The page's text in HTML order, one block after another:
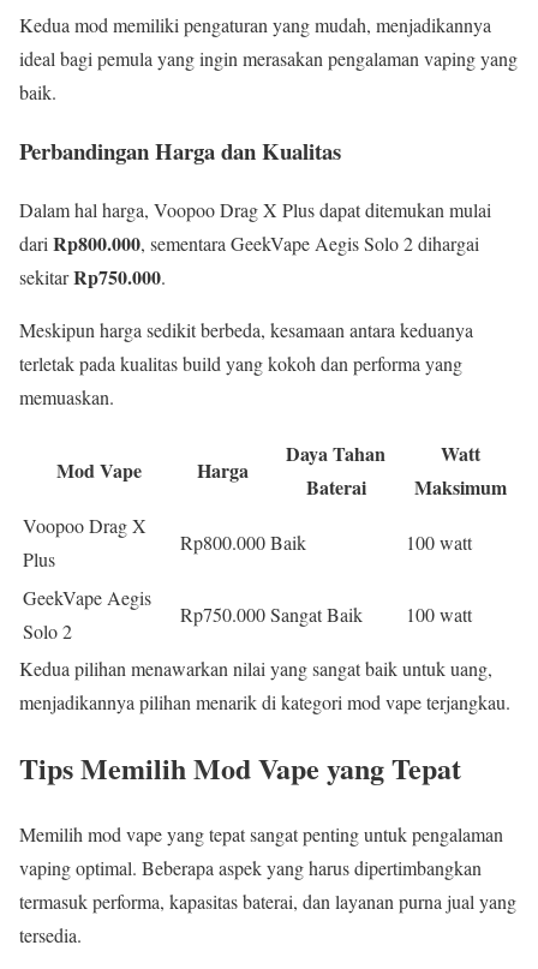
Kedua mod memiliki pengaturan yang mudah, menjadikannya
ideal bagi pemula yang ingin merasakan pengalaman vaping yang
baik.
Perbandingan Harga dan Kualitas
Dalam hal harga, Voopoo Drag X Plus dapat ditemukan mulai
dari Rp800.000, sementara GeekVape Aegis Solo 2 dihargai
sekitarRp750.000.
Meskipun harga sedikit berbeda, kesamaan antara keduanya
terletak pada kualitas build yang kokoh dan performa yang
memuaskan.
Mod Vape Harga
Daya Tahan
Baterai
Watt
Maksimum
Voopoo Drag X
Plus
Rp800.000Baik 100 watt
GeekVape Aegis
Solo 2
Rp750.000Sangat Baik 100 watt
Kedua pilihan menawarkan nilai yang sangat baik untuk uang,
menjadikannya pilihan menarik di kategori mod vape terjangkau.
Tips Memilih Mod Vape yang Tepat
Memilih mod vape yang tepat sangat penting untuk pengalaman
vaping optimal. Beberapa aspek yang harus dipertimbangkan
termasuk performa, kapasitas baterai, dan layanan purna jual yang
tersedia.